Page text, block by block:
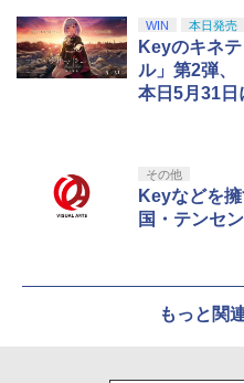
WIN 本日発売
Keyのキネ
ル」第2弾、
本日5月31日
その他
Keyなどを
国・テンセ
もっと関